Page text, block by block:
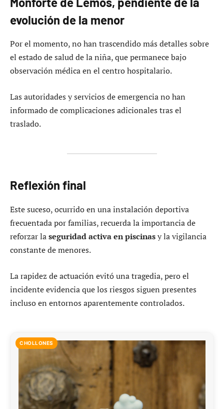
evolución de la menor
Por el momento, no han trascendido más detalles sobre
el estado de salud de la niña, que permanece bajo
observación médica en el centro hospitalario.
Las autoridades y servicios de emergencia no han
informado de complicaciones adicionales tras el
traslado.
Reflexión final
Este suceso, ocurrido en una instalación deportiva
frecuentada por familias, recuerda la importancia de
reforzar laseguridad activa en piscinasy la vigilancia
constante de menores.
La rapidez de actuación evitó una tragedia, pero el
incidente evidencia que los riesgos siguen presentes
incluso en entornos aparentemente controlados.
CHOLLONES